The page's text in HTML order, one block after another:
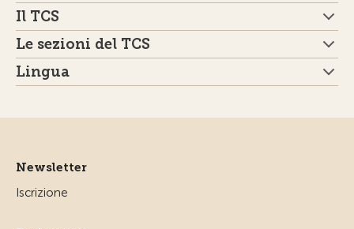
Il TCS
Le sezioni del TCS
Lingua
Newsletter
Iscrizione